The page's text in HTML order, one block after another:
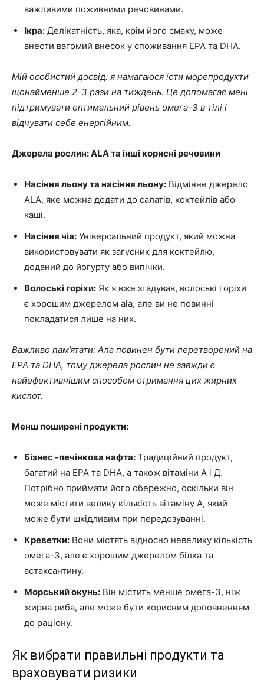
важливими поживними речовинами.
Ікра: Делікатність, яка, крім його смаку, може
внести вагомий внесок у споживання EPA та DHA.
Мій особистий досвід: я намагаюся їсти морепродукти
щонайменше 2-3 рази на тиждень. Це допомагає мені
підтримувати оптимальний рівень омега-3 в тілі і
відчувати себе енергійним.
Джерела рослин: ALA та інші корисні речовини
Насіння льону та насіння льону: Відмінне джерело
ALA, яке можна додати до салатів, коктейлів або
каші.
Насіння чіа: Універсальний продукт, який можна
використовувати як загусник для коктейлю,
доданий до йогурту або випічки.
Волоські горіхи: Як я вже згадував, волоські горіхи
є хорошим джерелом ala, але ви не повинні
покладатися лише на них.
Важливо пам’ятати: Ала повинен бути перетворений на
EPA та DHA, тому джерела рослин не завжди є
найефективнішим способом отримання цих жирних
кислот.
Менш поширені продукти:
Бізнес -печінкова нафта: Традиційний продукт,
багатий на EPA та DHA, а також вітаміни А і Д.
Потрібно приймати його обережно, оскільки він
може містити велику кількість вітаміну А, який
може бути шкідливим при передозуванні.
Креветки: Вони містять відносно невелику кількість
омега-3, але є хорошим джерелом білка та
астаксантину.
Морський окунь: Він містить менше омега-3, ніж
жирна риба, але може бути корисним доповненням
до раціону.
Як вибрати правильні продукти та
враховувати ризики